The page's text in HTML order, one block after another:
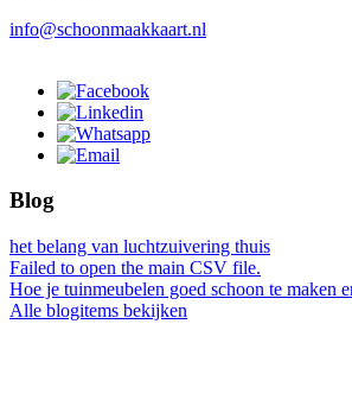
info@schoonmaakkaart.nl
Blog
het belang van luchtzuivering thuis
Failed to open the main CSV file.
Hoe je tuinmeubelen goed schoon te maken
Alle blogitems bekijken